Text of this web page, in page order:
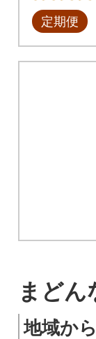
定期便
まどん
地域か